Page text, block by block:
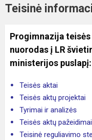
Teisinė
Progimnazija
nuorodas į LR
ministerijos puslapį:
Teisės aktai
Teisės aktų projektai
Tyrimai ir analizės
Teisės aktų pažeidimai
Teisinė reguliavimo